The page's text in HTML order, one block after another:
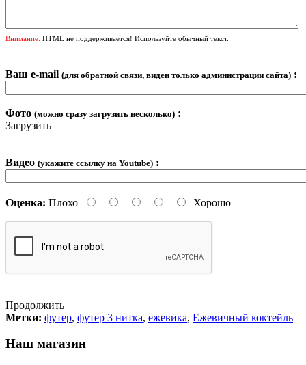
Внимание: HTML не поддерживается! Используйте обычный текст.
Ваш e-mail (для обратной связи, виден только администрации сайта) :
Фото (можно сразу загрузить несколько) :
Загрузить
Видео (укажите ссылку на Youtube) :
Оценка: Плохо Хорошо
Продолжить
Метки: футер, футер 3 нитка, ежевика, Ежевичный коктейль
Наш магазин